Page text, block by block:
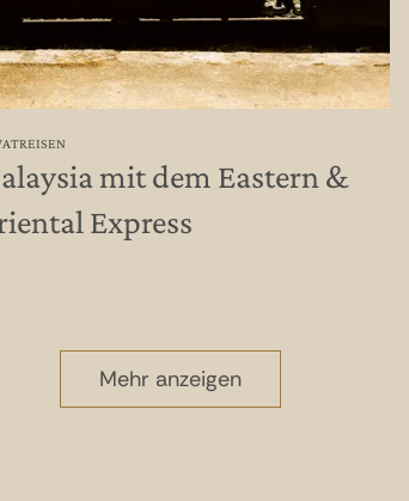
mit dem Eastern &
Express
Mehr anzeigen